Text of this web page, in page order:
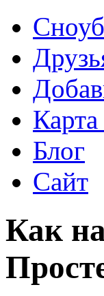
Карта
Блог
Сайт
Как